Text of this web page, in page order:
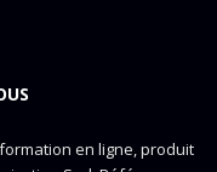
en ligne, produit